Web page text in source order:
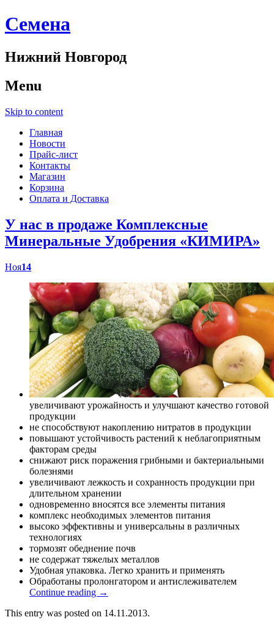
Cемена
Нижний Новгород
Menu
Skip to content
Главная
Новости
Прайс-лист
Контакты
Магазин
Корзина
Оплата и Доставка
У нас в продаже Комплексные
Минеральные Удобрения «КИМИРА»
Ноя14
увеличивают урожайность и улучшают качество готовой
продукции
не способствуют накоплению нитратов в продукции
повышают устойчивость растений к неблагоприятным
факторам среды
снижают риск поражения грибными и бактериальными
болезнями
увеличивают лежкость и сохранность продукции при
длительном хранении
одновременно вносятся все элементы питания
комплекс необходимых элементов питания
высоко эффективны и универсальны в различных
технологиях
тормозят обеднение почв
не содержат тяжелых металлов
Удобная упаковка. Легко хранить и применять
Обработаны пролонгатором и антислеживателем
Continue reading →
This entry was posted on 14.11.2013.